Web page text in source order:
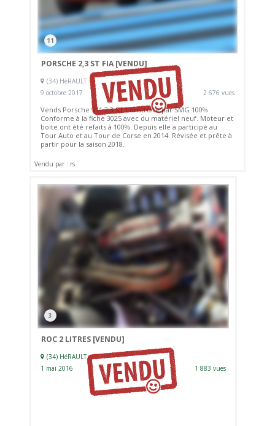
11
PORSCHE 2,3 ST FIA[VENDU]
(34) HéRAULT
9 octobre 2017
2 676 vues
Vends Porsche 911 2,3 ST Construite par SMG 100%
Conforme à la fiche 3025 avec du matériel neuf. Moteur et
boite ont été refaits à 100%. Depuis elle a participé au
Tour Auto et au Tour de Corse en 2014. Révisée et prête à
partir pour la saison 2018.
Vendu par : rs
3
ROC 2 LITRES [VENDU]
(34) HéRAULT
1 mai 2016
1 883 vues